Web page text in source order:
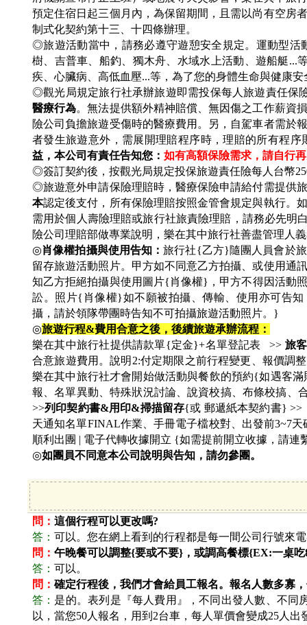
預定住宿日起三個月內，為保留期間，且需以尚有空房
制式化契約第十三、十四條辦理。
◎旅遊活動當中，請務必遵守遊憩安全規定。運動型
樹、吉普車、船釣、獨木舟、水域水上活動、遊船艇...
疾、心臟病、高低血壓...等，為了您的身體生命與健康
◎觀光局規定旅行社承辦旅遊即需投保每人旅遊責任保
醫療行為。無法提供額外精神賠償、無因傷之工作薪資
險公司負擔旅遊受傷時的醫療費用。另，自駕車者需於
者發生旅遊意外，需展開理賠程序時，理賠的所有程
益，本公司有責任告知您： 如有高額保險需求，請自行
◎簽訂契約後，按觀光局規定投保旅遊責任險每人台幣
◎旅遊意外申請保險理賠時，醫療保險申請給付需提供
本認定後支付，所有保險理賠按照金管會規定與執行。
需用於個人壽險理賠或旅行社旅責險理賠，請務必先明
險公司理賠部做專業說明，樂在其中旅行社善盡管理人
◎肖像權拍攝與使用告知：旅行社{乙方}隨團人員會於
留存旅遊活動照片。甲方如不同意乙方拍攝、或使用通
知乙方拒絕拍攝與使用圖片{肖像權}，甲方不得因活動
訟。照片{肖像權}如不願被拍攝、傳輸、使用亦可告
攝，請於領隊帶團時告知不可拍攝旅遊活動照片。}
◎旅遊行程&費用合意之後，後續旅遊承辦流程：
樂在其中旅行社提供請款單{定金}+名單登記表 >> 旅
合意旅遊費用。說明2:付定期限之前行程變更、報價調
樂在其中旅行社才會開始做活動與餐飲的預約{如遇客
報、名單異動、特殊狀況討論、說資校搞、布條校搞、
>>列印契約書&用印&掃描留存{或 郵遞紙本契約書}
天通知名單FINAL作業、手冊電子檔校對、出發前3~7
順利出團 | 電子代轉收據開立 {如需提前開立收據，請連
◎如團員不同意本公司說明與告知，請勿參團。
問： 這個行程可以更改嗎?
答： 可以。您在網上看到的行程都是每一間公司行號來
問： 午晚餐可以調整{要或不要}，或調高餐標{EX:一桌
答： 可以。
問： 確定行程後，我們才會給員工報名。報名人數多寡
答： 是的。表列是『每人費用』，不同出發人數、不同
以，當您50人報名，用到2台車，每人單價會變成25人出